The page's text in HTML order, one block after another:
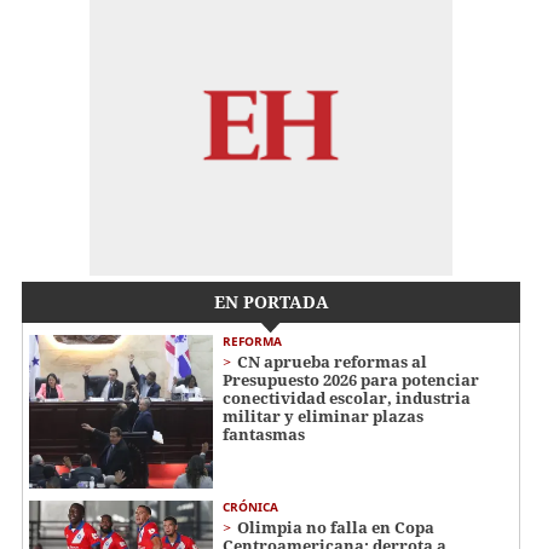
EN PORTADA
REFORMA
CN aprueba reformas al
Presupuesto 2026 para potenciar
conectividad escolar, industria
militar y eliminar plazas
fantasmas
CRÓNICA
Olimpia no falla en Copa